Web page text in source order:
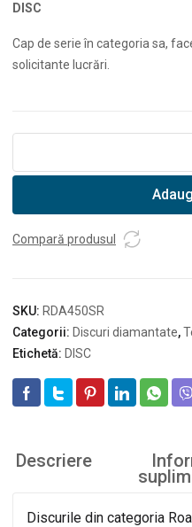
DISC
Cap de serie în categoria sa,
solicitante lucrări.
diamantat
ASFALT
Compară produsul
SKU: RDA450SR
Categorii: Discuri diamantate,
Etichetă: DISC
Descriere
Discurile din categoria